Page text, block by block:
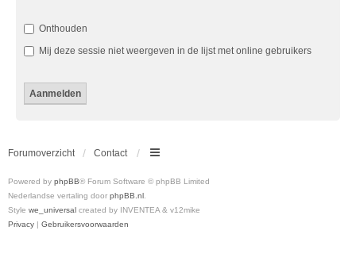
Onthouden
Mij deze sessie niet weergeven in de lijst met online gebruikers
Forumoverzicht Contact
Powered by phpBB® Forum Software © phpBB Limited
Nederlandse vertaling door phpBB.nl.
Style we_universal created by INVENTEA & v12mike
Privacy | Gebruikersvoorwaarden